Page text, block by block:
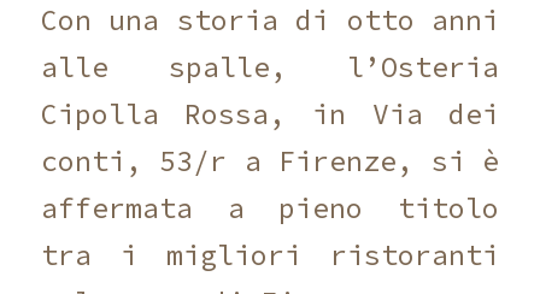
Con una storia di otto anni
alle spalle, l’Osteria
Cipolla Rossa, in Via dei
conti, 53/r a Firenze, si è
affermata a pieno titolo
tra i migliori ristoranti